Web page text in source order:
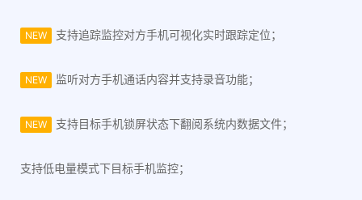
NEW 支持追踪监控对方手机可视化实时跟踪定位；
NEW 监听对方手机通话内容并支持录音功能；
NEW 支持目标手机锁屏状态下翻阅系统内数据文件；
支持低电量模式下目标手机监控；